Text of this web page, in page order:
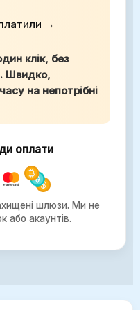
→
клік, без
Швидко,
на непотрібні
оплати
шлюзи. Ми не
або акаунтів.